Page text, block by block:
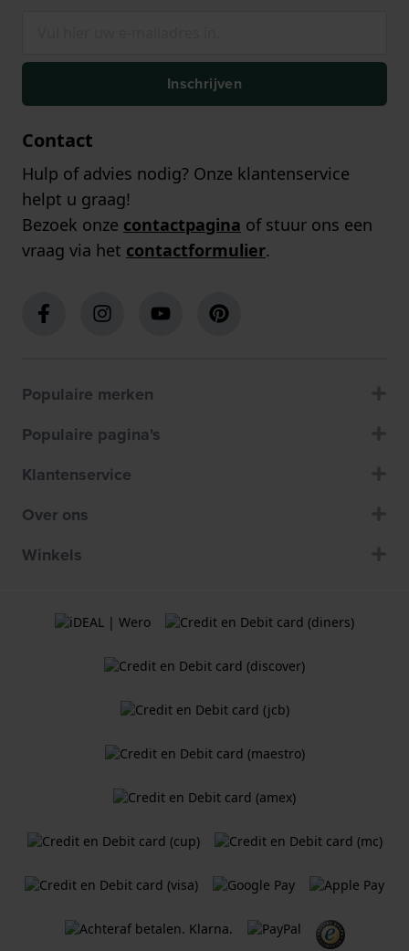
Inschrijven
Contact
Hulp of advies nodig? Onze klantenservice
helpt u graag!
Bezoek onze contactpagina of stuur ons een
vraag via het contactformulier.
Populaire merken
Populaire pagina's
Klantenservice
Over ons
Winkels